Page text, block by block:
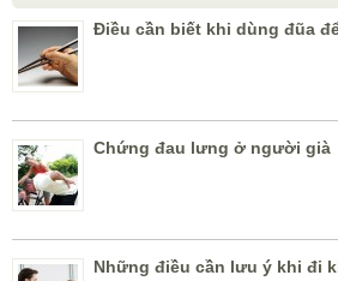
Điều cần biết khi dùng đũa
Chứng đau lưng ở người già
Những điều cần lưu ý khi đi